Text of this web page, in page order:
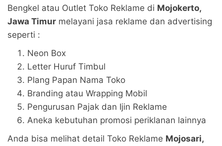
Bengkel atau Outlet Toko Reklame di Mojokerto,
Jawa Timur melayani jasa reklame dan advertising
seperti :
Neon Box
Letter Huruf Timbul
Plang Papan Nama Toko
Branding atau Wrapping Mobil
Pengurusan Pajak dan Ijin Reklame
Aneka kebutuhan promosi periklanan lainnya
Anda bisa melihat detail Toko Reklame Mojosari,